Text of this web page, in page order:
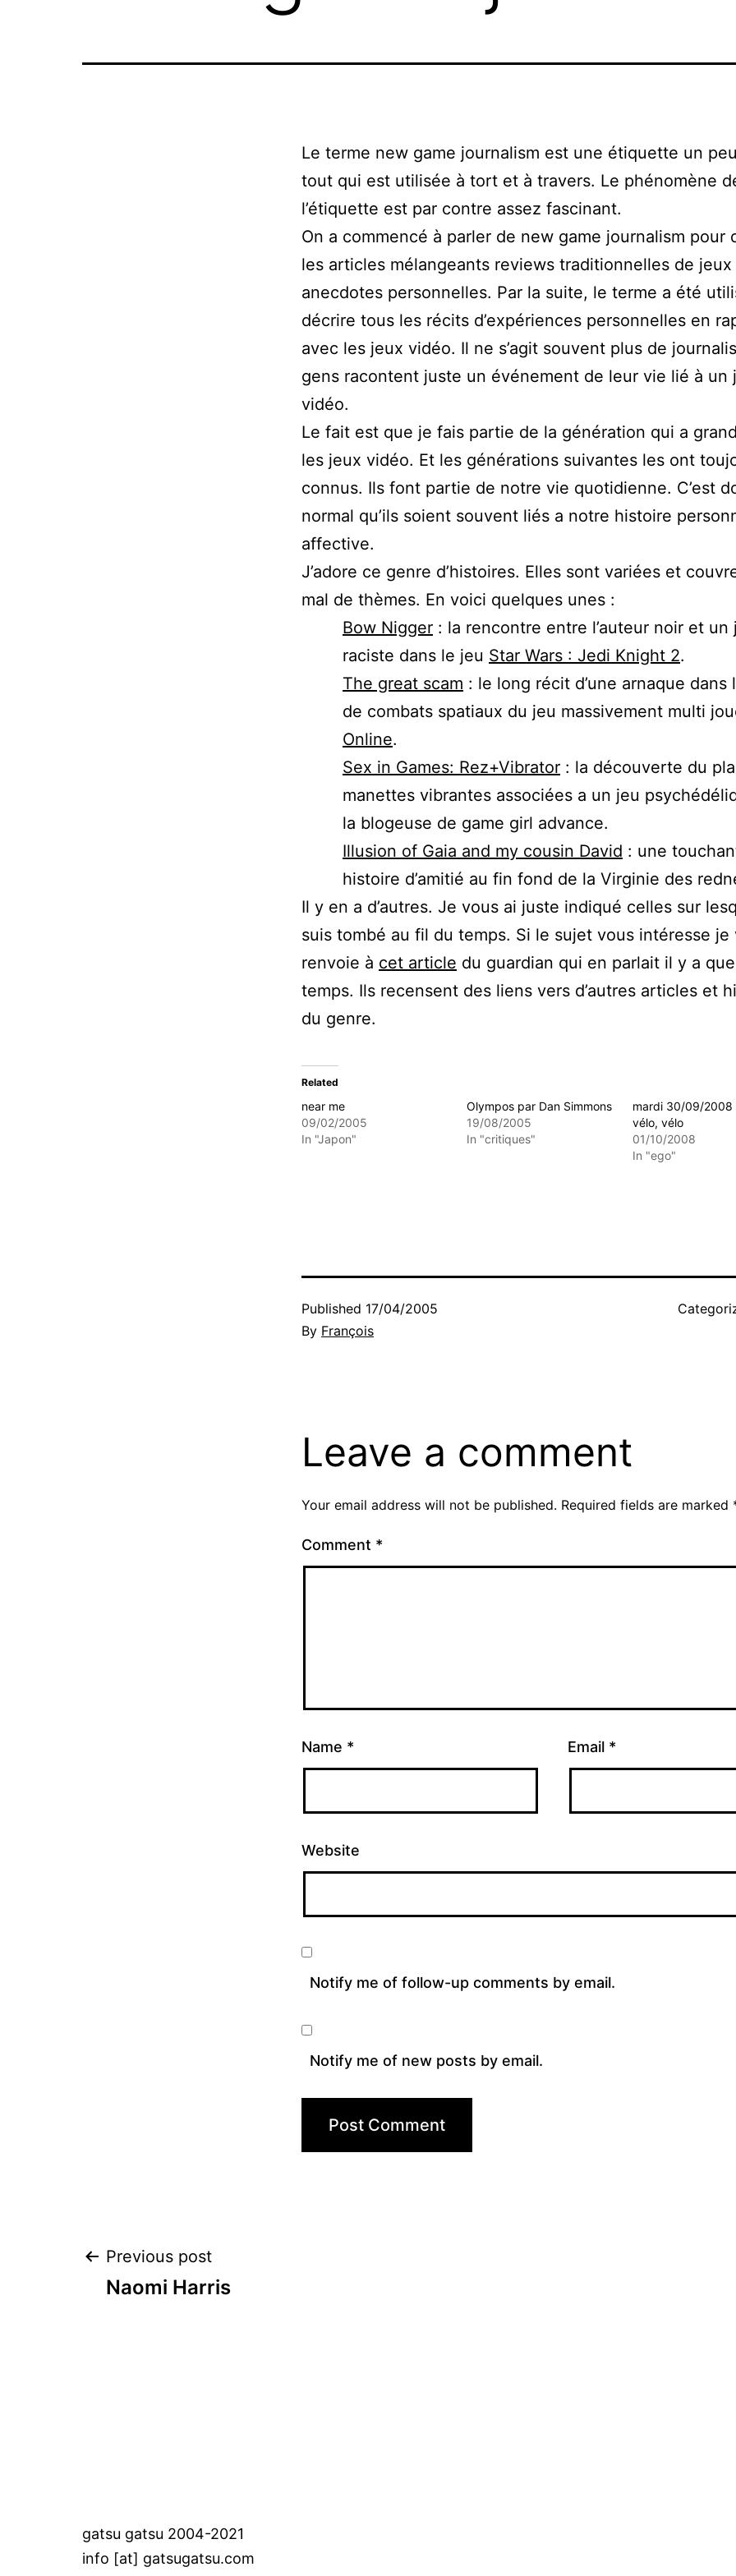
Le terme new game journalism est une étiquette un
tout qui est utilisée à tort et à travers. Le phénomène
l’étiquette est par contre assez fascinant.
On a commencé à parler de new game journalism pour
les articles mélangeants reviews traditionnelles de
anecdotes personnelles. Par la suite, le terme a été
décrire tous les récits d’expériences personnelles en
avec les jeux vidéo. Il ne s’agit souvent plus de
gens racontent juste un événement de leur vie lié à un
vidéo.
Le fait est que je fais partie de la génération qui a
les jeux vidéo. Et les générations suivantes les ont
connus. Ils font partie de notre vie quotidienne. C’est
normal qu’ils soient souvent liés a notre histoire
affective.
J’adore ce genre d’histoires. Elles sont variées et
mal de thèmes. En voici quelques unes :
Bow Nigger : la rencontre entre l’auteur noir et un
raciste dans le jeu Star Wars : Jedi Knight 2.
The great scam : le long récit d’une arnaque dans
de combats spatiaux du jeu massivement multi
Online.
Sex in Games: Rez+Vibrator : la découverte du
manettes vibrantes associées a un jeu
la blogeuse de game girl advance.
Illusion of Gaia and my cousin David : une
histoire d’amitié au fin fond de la Virginie des
Il y en a d’autres. Je vous ai juste indiqué celles sur
suis tombé au fil du temps. Si le sujet vous intéresse je
renvoie à cet article du guardian qui en parlait il y a
temps. Ils recensent des liens vers d’autres articles et
du genre.
Related
near me
09/02/2005
In "Japon"
Olympos par Dan Simmons
19/08/2005
In "critiques"
mardi 30/09/2008
vélo, vélo
01/10/2008
In "ego"
Published 17/04/2005
By François
Leave a comment
Your email address will not be published. Required fields are marked
Comment *
Name * Email *
Website
Notify me of follow-up comments by email.
Notify me of new posts by email.
Post
Previous post
Naomi Harris
gatsu gatsu 2004-2021
info [at] gatsugatsu.com